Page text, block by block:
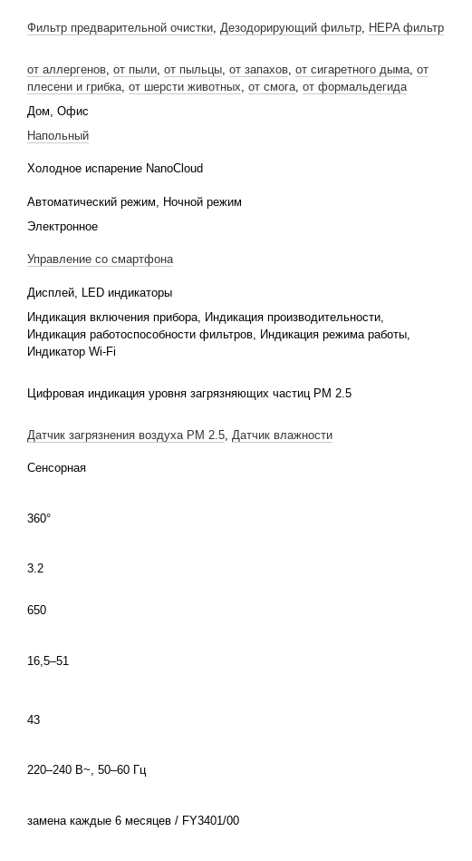
Фильтр предварительной очистки, Дезодорирующий фильтр, HEPA фильтр
от аллергенов, от пыли, от пыльцы, от запахов, от сигаретного дыма, от
плесени и грибка, от шерсти животных, от смога, от формальдегида
Дом, Офис
Напольный
Холодное испарение NanoCloud
Автоматический режим, Ночной режим
Электронное
Управление со смартфона
Дисплей, LED индикаторы
Индикация включения прибора, Индикация производительности,
Индикация работоспособности фильтров, Индикация режима работы,
Индикатор Wi-Fi
Цифровая индикация уровня загрязняющих частиц PM 2.5
Датчик загрязнения воздуха PM 2.5, Датчик влажности
Сенсорная
360°
3.2
650
16,5–51
43
220–240 В~, 50–60 Гц
замена каждые 6 месяцев / FY3401/00